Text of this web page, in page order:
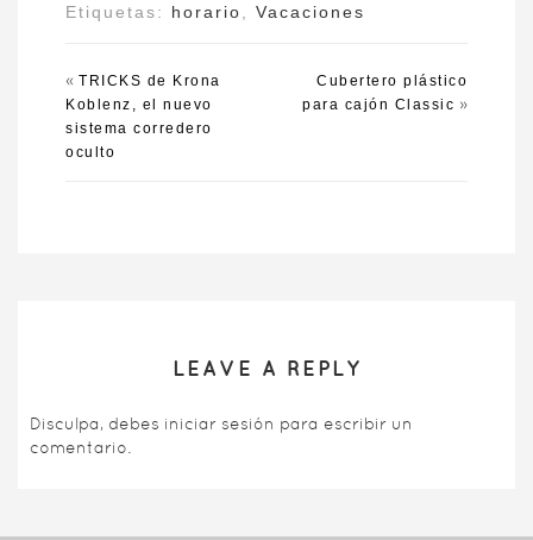
Etiquetas: horario Vacaciones
« TRICKS de Krona
Koblenz, el nuevo
sistema corredero
oculto
Cubertero plástico
para cajón Classic »
LEAVE A REPLY
Disculpa, debes iniciar sesión para escribir un
comentario.